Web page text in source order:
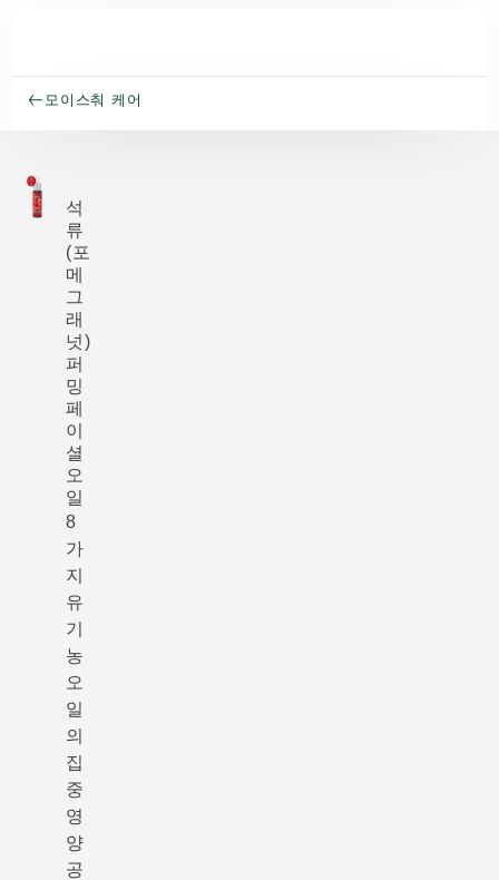
모이스춰 케어
석
류
(포
메
그
래
넛)
퍼
밍
페
이
셜
오
일
8
가
지
유
기
농
오
일
의
집
중
영
양
공